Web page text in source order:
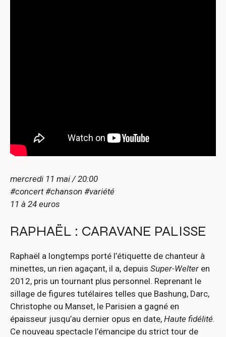
mercredi 11 mai / 20:00
#concert #chanson #variété
11 à 24 euros
RAPHAËL : CARAVANE PALISSE
Raphaël a longtemps porté l’étiquette de chanteur à
minettes, un rien agaçant, il a, depuis Super-Welter en
2012, pris un tournant plus personnel. Reprenant le
sillage de figures tutélaires telles que Bashung, Darc,
Christophe ou Manset, le Parisien a gagné en
épaisseur jusqu’au dernier opus en date, Haute fidélité.
Ce nouveau spectacle l’émancipe du strict tour de